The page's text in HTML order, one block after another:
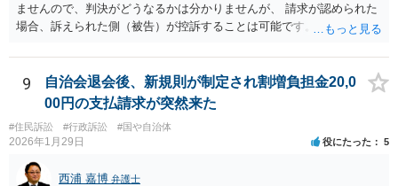
ませんので、判決がどうなるかは分かりませんが、 請求が認められた
場合、訴えられた側（被告）が控訴することは可能です。 控訴が認め
はできます。 実際に被告に資産がないとなれば、判決で請求が認めら
れたとしても、回収はできません。
9
自治会退会後、新規則が制定され割増負担金20,0
00円の支払請求が突然来た
#住民訴訟 #行政訴訟 #国や自治体
2026年1月29日 役にたった 5
西浦 嘉博 弁護士